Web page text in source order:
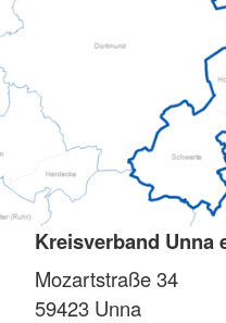
Kreisverband Unna
Mozartstraße 34
59423 Unna